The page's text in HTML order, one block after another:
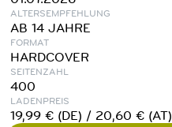
ALTERSEMPFEHLUNG
AB 14 JAHRE
FORMAT
HARDCOVER
SEITENZAHL
400
LADENPREIS
19,99 € (DE) / 20,60 € (AT)